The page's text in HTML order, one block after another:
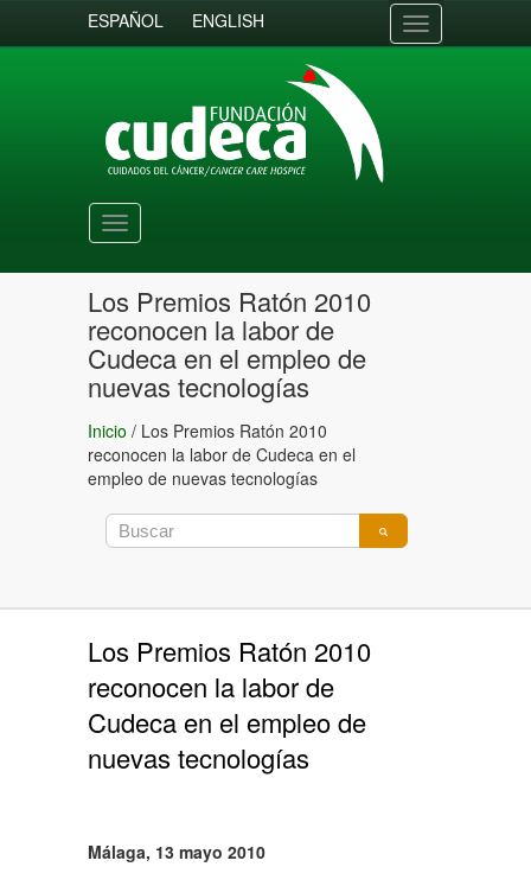
ESPAÑOL ENGLISH
Toggle
navigation
Toggle
navigation
Los Premios Ratón 2010
reconocen la labor de
Cudeca en el empleo de
nuevas tecnologías
Inicio / Los Premios Ratón 2010
reconocen la labor de Cudeca en el
empleo de nuevas tecnologías
Los Premios Ratón 2010
reconocen la labor de
Cudeca en el empleo de
nuevas tecnologías
Málaga, 13 mayo 2010